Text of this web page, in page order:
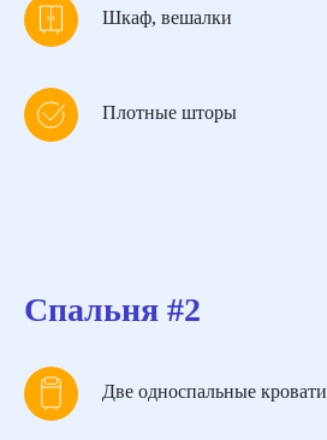
Шкаф, вешалки
Плотные шторы
Спальня #2
Две односпальные кровати